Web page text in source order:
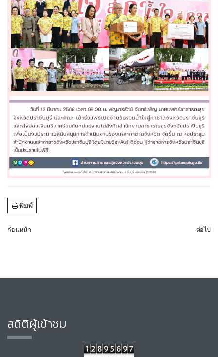
พิมพ์
ก่อนหน้า ต่อไป
สถิติผู้เข้าชม